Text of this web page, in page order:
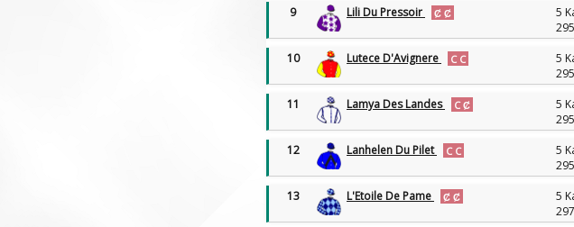
9 Lili Du Pressoir
5
10 Lutece D'Avignere
5
11 Lamya Des Landes
5
12 Lanhelen Du Pilet
5
13 L'Etoile De Pame
5